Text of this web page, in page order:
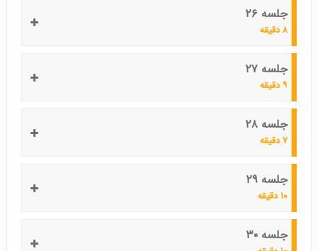
جلسه ۲۶
۸ دقیقه
جلسه ۲۷
۹ دقیقه
جلسه ۲۸
۷ دقیقه
جلسه ۲۹
۱۰ دقیقه
جلسه ۳۰